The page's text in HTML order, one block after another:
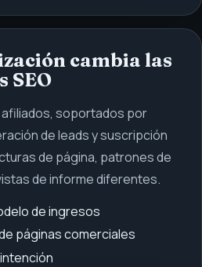
cambia las
SEO
soportados por
de leads y suscripción
de página, patrones de
de informe diferentes.
de ingresos
páginas comerciales